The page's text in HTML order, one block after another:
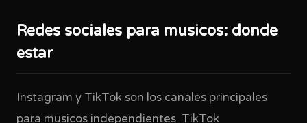
Redes sociales para musicos: donde
estar
Instagram y TikTok son los canales principales
para musicos independientes. TikTok